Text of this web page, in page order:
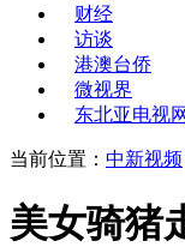
财经
访谈
港澳台侨
微视界
东北亚电视网
当前位置： 中新视频
美女骑猪